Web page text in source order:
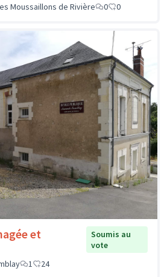
Moussaillons de Rivière 0 0
et
Soumis au
vote
1 24